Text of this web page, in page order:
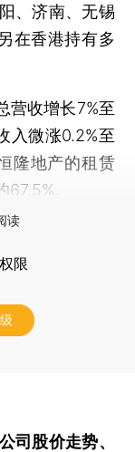
、济南、无锡
在香港持有多
收增长7%至
入微涨0.2%至
隆地产的租赁
。
读
限
司股价走势、